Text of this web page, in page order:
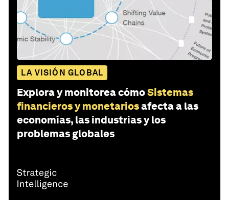
LA VISIÓN GLOBAL
Explora y monitorea cómoSistemas
financieros y monetariosafecta a las
economías, las industrias y los
problemas globales